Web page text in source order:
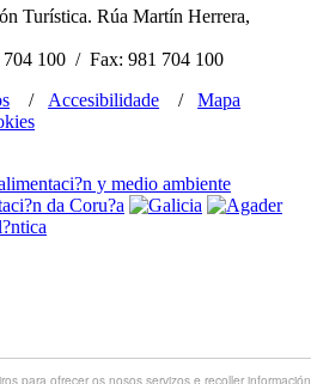
para ofrecer os nosos servizos e recoller información
Turística. Rúa Martín Herrera,
100 / Fax: 981 704 100
/ Accesibilidade /Mapa